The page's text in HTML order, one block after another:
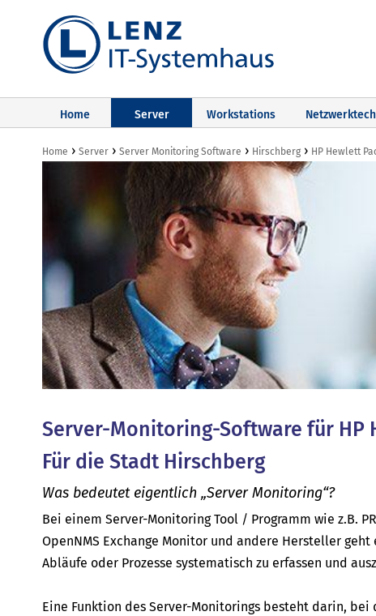
Home Server Workstations
Home › Server › Server Monitoring Software › Hirschberg › HP Hewlett
Server-Monitoring-Software für HP
Für die Stadt Hirschberg
Was bedeutet eigentlich „Server Monitoring“?
Bei einem Server-Monitoring Tool / Programm wie z.B.
OpenNMS Exchange Monitor und andere Hersteller
Abläufe oder Prozesse systematisch zu erfassen und
Eine Funktion des Server-Monitorings besteht darin,